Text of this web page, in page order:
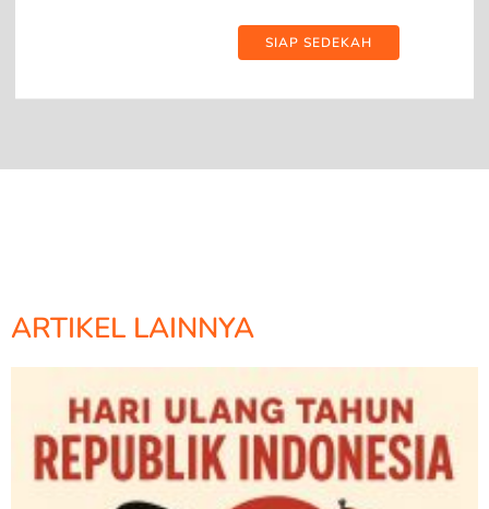
SIAP SEDEKAH
ARTIKEL LAINNYA